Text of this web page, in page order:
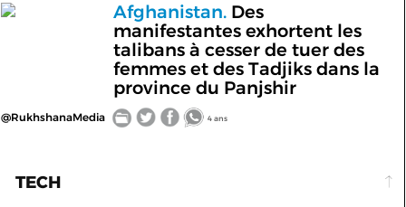
Afghanistan.Des
manifestantes exhortent les
talibans à cesser de tuer des
femmes et des Tadjiks dans la
province du Panjshir
@RukhshanaMedia 4 ans
TECH